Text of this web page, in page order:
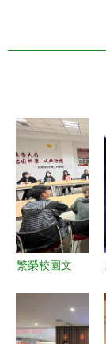
繁榮校園文
春使命 | 中
石大組織召